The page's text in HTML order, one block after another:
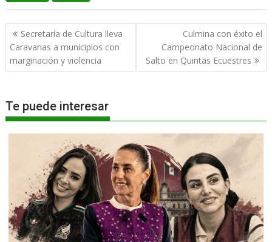
Navegación
de
entradas
Secretaría de Cultura lleva
Caravanas a municipios con
marginación y violencia
Culmina con éxito el
Campeonato Nacional de
Salto en Quintas Ecuestres
Te puede interesar